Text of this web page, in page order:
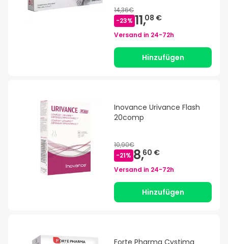
14,36€
-23% 11,08 €
Versand in 24-72h
Hinzufügen
Inovance Urivance Flash
20comp
10,90€
-21% 8,60 €
Versand in 24-72h
Hinzufügen
Forte Pharma Cystima